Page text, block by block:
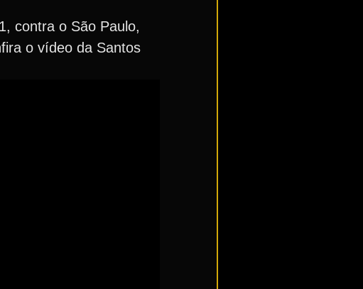
contra o São Paulo,
o vídeo da Santos